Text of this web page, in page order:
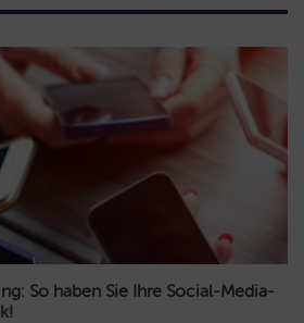
So haben Sie Ihre Social-Media-